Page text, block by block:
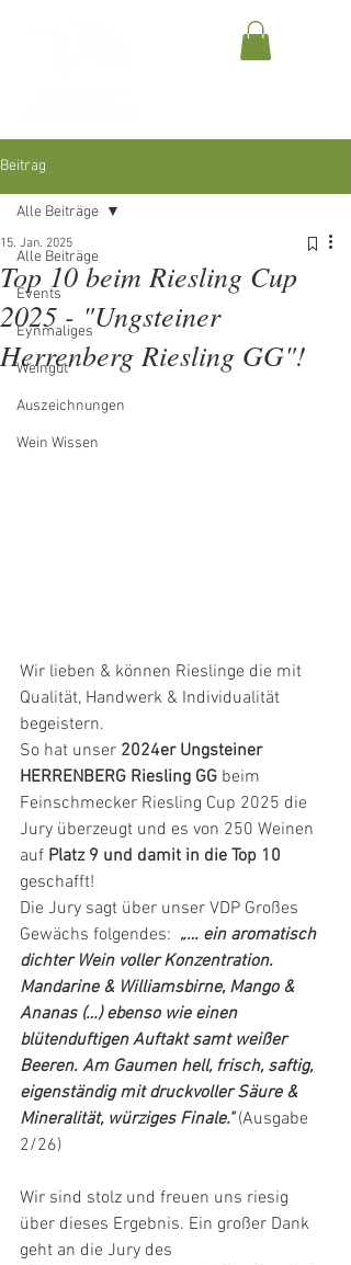
Beitrag
Alle Beiträge
Events
Eynmaliges
Weingut
Auszeichnungen
Wein Wissen
Alle Beiträge
Top 10 beim Riesling Cup
2025 - "Ungsteiner
Herrenberg Riesling GG"!
15. Jan. 2025
Wir lieben & können Rieslinge die mit
Qualität, Handwerk & Individualität
begeistern.
So hat unser 2024er Ungsteiner
HERRENBERG Riesling GG beim
Feinschmecker Riesling Cup 2025 die
Jury überzeugt und es von 250 Weinen
auf Platz 9 und damit in die Top 10
geschafft!
Die Jury sagt über unser VDP Großes
Gewächs folgendes: „… ein aromatisch
dichter Wein voller Konzentration.
Mandarine & Williamsbirne, Mango &
Ananas (…) ebenso wie einen
blütenduftigen Auftakt samt weißer
Beeren. Am Gaumen hell, frisch, saftig,
eigenständig mit druckvoller Säure &
Mineralität, würziges Finale." (Ausgabe
2/26)
Wir sind stolz und freuen uns riesig
über dieses Ergebnis. Ein großer Dank
geht an die Jury des